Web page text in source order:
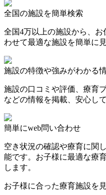
全国の施設を簡単検索
全国4万以上の施設から、
わせて最適な施設を簡単に
施設の特徴や強みがわかる
施設の口コミや評価、療育
などの情報を掲載、安心し
簡単にweb問い合わせ
空き状況の確認や療育に関
能です。お子様に最適な療
します。
お子様に合った療育施設を